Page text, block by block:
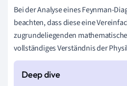
Bei der Analyse eines Feynman-
beachten, dass diese eine
zugrundeliegenden
vollständiges Verständnis der